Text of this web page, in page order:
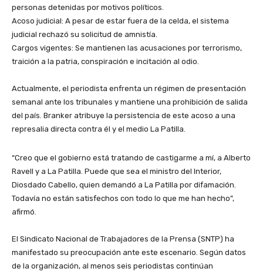
personas detenidas por motivos políticos.
​Acoso judicial: A pesar de estar fuera de la celda, el sistema
judicial rechazó su solicitud de amnistía.
​Cargos vigentes: Se mantienen las acusaciones por terrorismo,
traición a la patria, conspiración e incitación al odio.
​Actualmente, el periodista enfrenta un régimen de presentación
semanal ante los tribunales y mantiene una prohibición de salida
del país. Branker atribuye la persistencia de este acoso a una
represalia directa contra él y el medio La Patilla.
​“Creo que el gobierno está tratando de castigarme a mí, a Alberto
Ravell y a La Patilla. Puede que sea el ministro del Interior,
Diosdado Cabello, quien demandó a La Patilla por difamación.
Todavía no están satisfechos con todo lo que me han hecho”,
afirmó.
​El Sindicato Nacional de Trabajadores de la Prensa (SNTP) ha
manifestado su preocupación ante este escenario. Según datos
de la organización, al menos seis periodistas continúan